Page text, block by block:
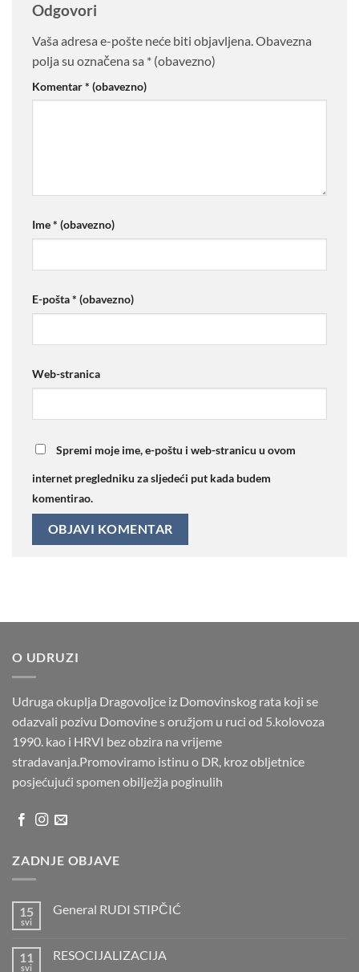
Odgovori
Vaša adresa e-pošte neće biti objavljena. Obavezna
polja su označena sa * (obavezno)
Komentar* (obavezno)
Ime* (obavezno)
E-pošta* (obavezno)
Web-stranica
Spremi moje ime, e-poštu i web-stranicu u ovom
internet pregledniku za sljedeći put kada budem
komentirao.
O UDRUZI
Udruga okuplja Dragovoljce iz Domovinskog rata koji se
odazvali pozivu Domovine s oružjom u ruci od 5.kolovoza
1990. kao i HRVI bez obzira na vrijeme
stradavanja.Promoviramo istinu o DR, kroz obljetnice
posjećujući spomen obilježja poginulih
ZADNJE OBJAVE
15
svi
General RUDI STIPČIĆ
General
11
svi
RESOCIJALIZACIJA